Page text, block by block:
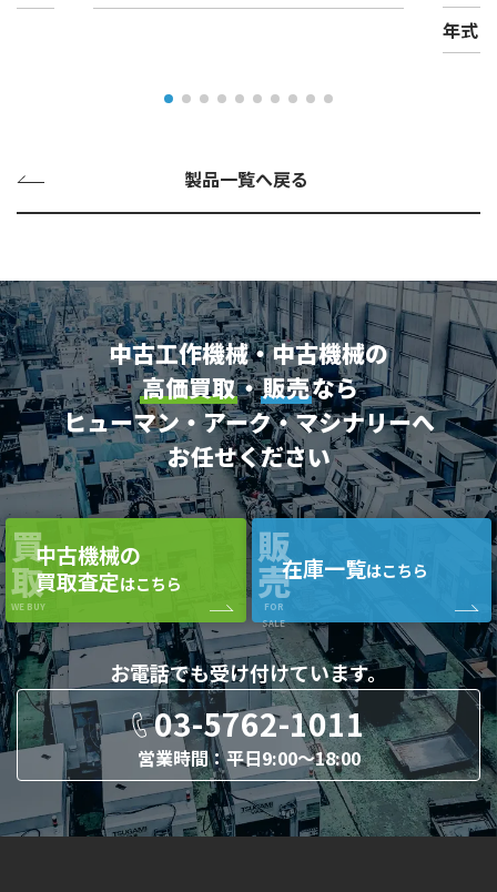
年式
製品一覧へ戻る
中古工作機械・中古機械の
高価買取・販売なら
ヒューマン・アーク・マシナリーへ
お任せください
買
取
WE BUY
中古機械の
買取査定はこちら
販
売
FOR
SALE
在庫一覧はこちら
お電話でも受け付けています。
03-5762-1011
営業時間：平日9:00〜18:00